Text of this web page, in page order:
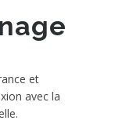
et
avec la